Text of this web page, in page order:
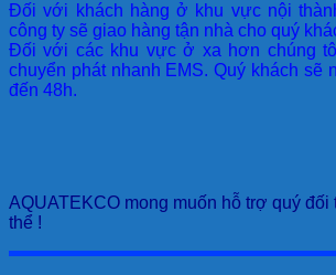
Đối với khách hàng ở khu vực nội
công ty sẽ giao hàng tận nhà cho quý
Đối với các khu vực ở xa hơn chúng
chuyển phát nhanh EMS. Quý khách sẽ
đến 48h.
AQUATEKCO mong muốn hỗ trợ quý đối
thể !